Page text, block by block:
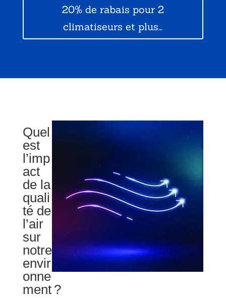
20% de rabais pour 2
climatiseurs et plus…
Quel
est
l’imp
act
de la
quali
té de
l’air
sur
notre
envir
onne
ment ?